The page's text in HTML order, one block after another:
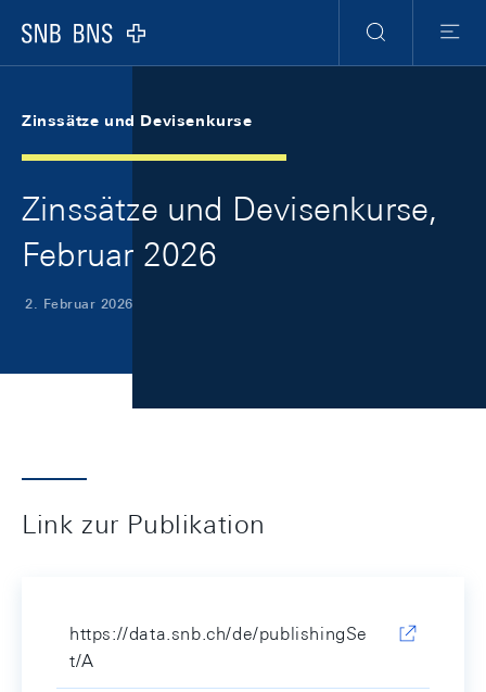
Logo
Suche
Menu
Zinssätze und Devisenkurse
Zinssätze und Devisenkurse,
Februar 2026
2. Februar 2026
Link zur Publikation
https://data.snb.ch/de/publishingSe
t/A